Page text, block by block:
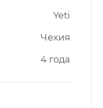
Yeti
Чехия
4 года